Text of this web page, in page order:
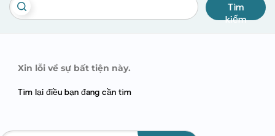
Tìm
kiếm
Xin lỗi về sự bất tiện này.
Tìm lại điều bạn đang cần tìm